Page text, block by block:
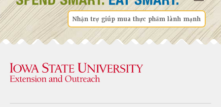
Nhận trợ giúp mua thực phẩm lành mạnh